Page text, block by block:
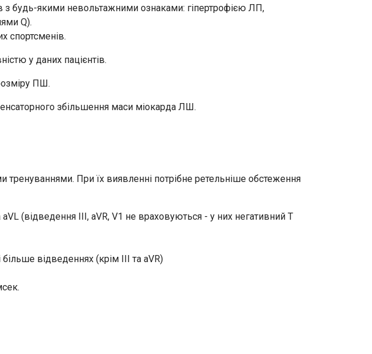
з будь-якими невольтажними ознаками: гіпертрофією ЛП,
Q).
спортсменів.
у даних пацієнтів.
ПШ.
збільшення маси міокарда ЛШ.
тренуваннями. При їх виявленні потрібне ретельніше обстеження
(відведення III, aVR, V1 не враховуються - у них негативний Т
відведеннях (крім III та aVR)